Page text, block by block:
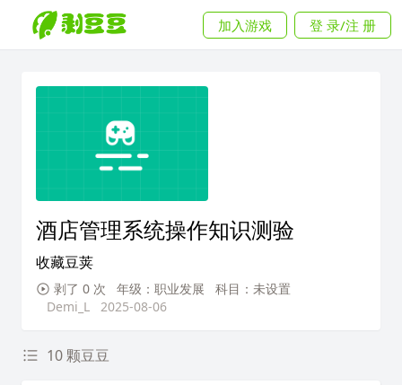
加入游戏 登 录/注 册
酒店管理系统操作知识测验
收藏豆荚
剥了 0 次 年级：职业发展
科目：未设置
Demi_L
2025-08-06
10 颗豆豆